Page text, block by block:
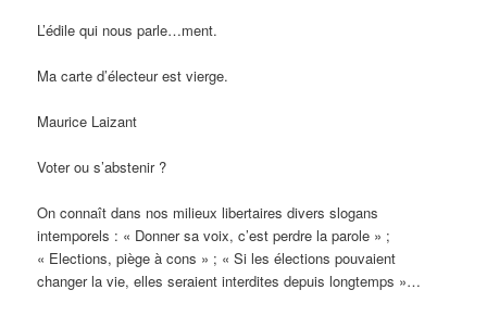
L’édile qui nous parle…ment.
Ma carte d’électeur est vierge.
Maurice Laizant
Voter ou s’abstenir ?
On connaît dans nos milieux libertaires divers slogans
intemporels : « Donner sa voix, c’est perdre la parole » ;
« Elections, piège à cons » ; « Si les élections pouvaient
changer la vie, elles seraient interdites depuis longtemps »…